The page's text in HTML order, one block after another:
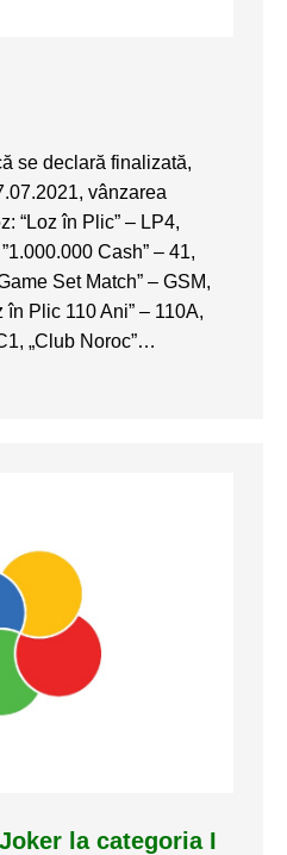
se declară finalizată,
vânzarea
“Loz în Plic” – LP4,
Cash” – 41,
Set Match” – GSM,
în Plic 110 Ani” – 110A,
„Club Noroc”…
la categoria I